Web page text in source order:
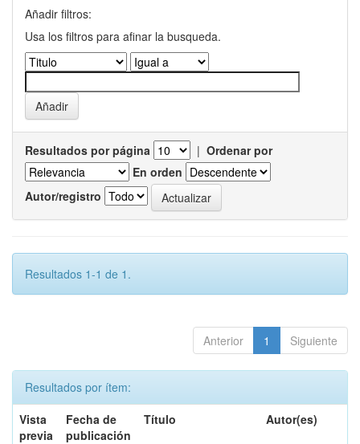
Añadir filtros:
Usa los filtros para afinar la busqueda.
Resultados por página | Ordenar por
En orden
Autor/registro
Resultados 1-1 de 1.
Anterior 1 Siguiente
Resultados por ítem:
Vista
previa
Fecha de
publicación
Título Autor(es)